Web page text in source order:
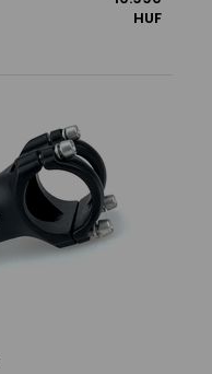
HUF